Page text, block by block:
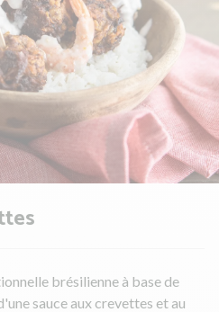
brésilienne à base de
sauce aux crevettes et au